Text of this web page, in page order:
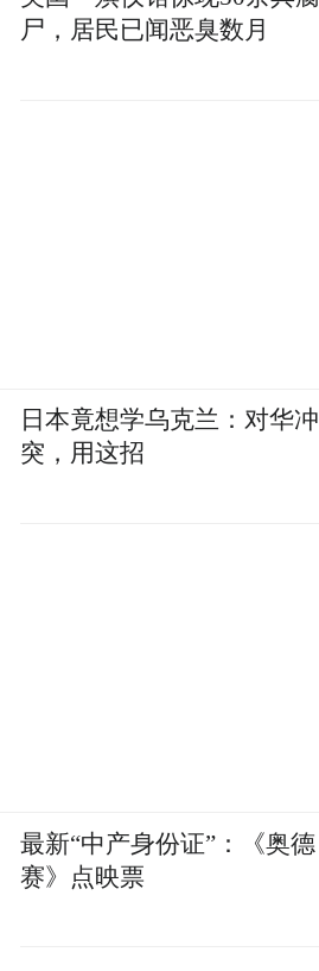
尸，居民已闻恶臭数月
日本竟想学乌克兰：对华冲
突，用这招
最新“中产身份证”：《奥德
赛》点映票